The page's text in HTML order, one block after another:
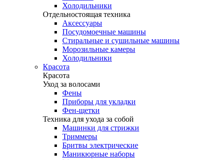
Холодильники
Отдельностоящая техника
Аксессуары
Посудомоечные машины
Стиральные и сушильные машины
Морозильные камеры
Холодильники
Красота
Красота
Уход за волосами
Фены
Приборы для укладки
Фен-щетки
Техника для ухода за собой
Машинки для стрижки
Триммеры
Бритвы электрические
Маникюрные наборы